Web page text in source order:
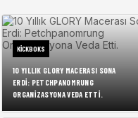
KICKBOKS
10 YILLIK GLORY MACERASI SONA
ERDI: PETCHPANOMRUNG
ORGANIZASYONA VEDA ETTI.